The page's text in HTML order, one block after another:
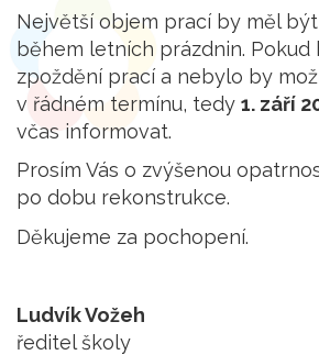
Největší objem prací by měl
během letních prázdnin. Pokud
zpoždění prací a nebylo by
v řádném termínu, tedy 1. září
včas informovat.
Prosím Vás o zvýšenou
po dobu rekonstrukce.
Děkujeme za pochopení.
Ludvík Vožeh
ředitel školy